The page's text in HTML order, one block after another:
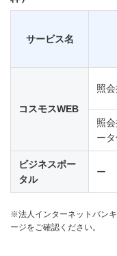
サービス名
コスモスWEB
照
照
ー
ビジネスポー
タル
ー
※法人インターネットバン
ージをご確認ください。